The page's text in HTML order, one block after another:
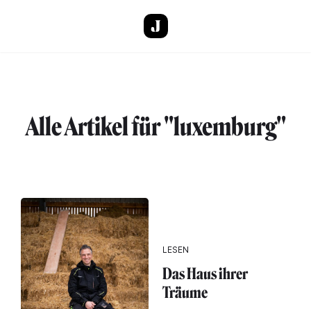
Alle Artikel für "luxemburg"
LESEN
Das Haus ihrer
Träume